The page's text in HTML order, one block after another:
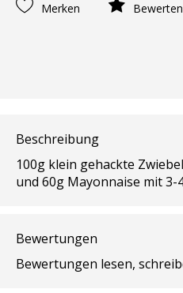
Merken Bewerten
Beschreibung
100g klein gehackte
und 60g Mayonnaise mit 3-
Bewertungen
Bewertungen lesen,